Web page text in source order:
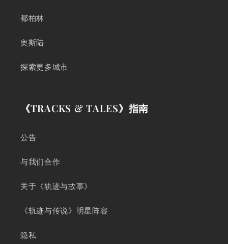
都柏林
奥斯陆
探索更多城市
《TRACKS & TALES》指南
公告
与我们合作
关于《轨迹与故事》
《轨迹与传说》明星阵容
隐私